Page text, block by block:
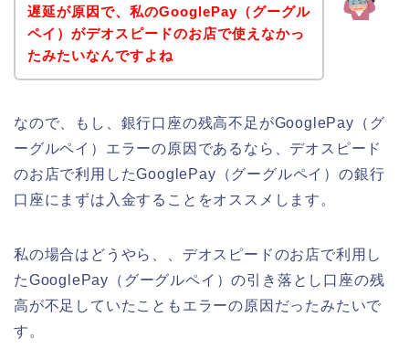
遅延が原因で、私のGooglePay（グーグル
ペイ）がデオスピードのお店で使えなかっ
たみたいなんですよね
なので、もし、銀行口座の残高不足がGooglePay（グ
ーグルペイ）エラーの原因であるなら、デオスピード
のお店で利用したGooglePay（グーグルペイ）の銀行
口座にまずは入金することをオススメします。
私の場合はどうやら、、デオスピードのお店で利用し
たGooglePay（グーグルペイ）の引き落とし口座の残
高が不足していたこともエラーの原因だったみたいで
す。